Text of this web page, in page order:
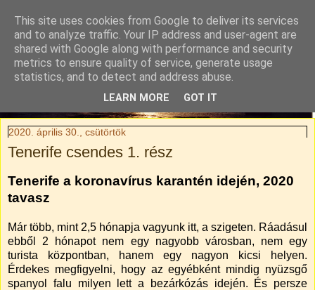
Tylli Titkai
Családi kaland-regény. Rendhagyó utazási blog.
2020. április 30., csütörtök
Tenerife csendes 1. rész
Tenerife a koronavírus karantén idején, 2020
tavasz
Már több, mint 2,5 hónapja vagyunk itt, a szigeten. Ráadásul
ebből 2 hónapot nem egy nagyobb városban, nem egy
turista központban, hanem egy nagyon kicsi helyen.
Érdekes megfigyelni, hogy az egyébként mindig nyüzsgő
spanyol falu milyen lett a bezárkózás idején. És persze
This site uses cookies from Google to deliver its services
and to analyze traffic. Your IP address and user-agent are
shared with Google along with performance and security
metrics to ensure quality of service, generate usage
statistics, and to detect and address abuse.
LEARN MORE GOT IT